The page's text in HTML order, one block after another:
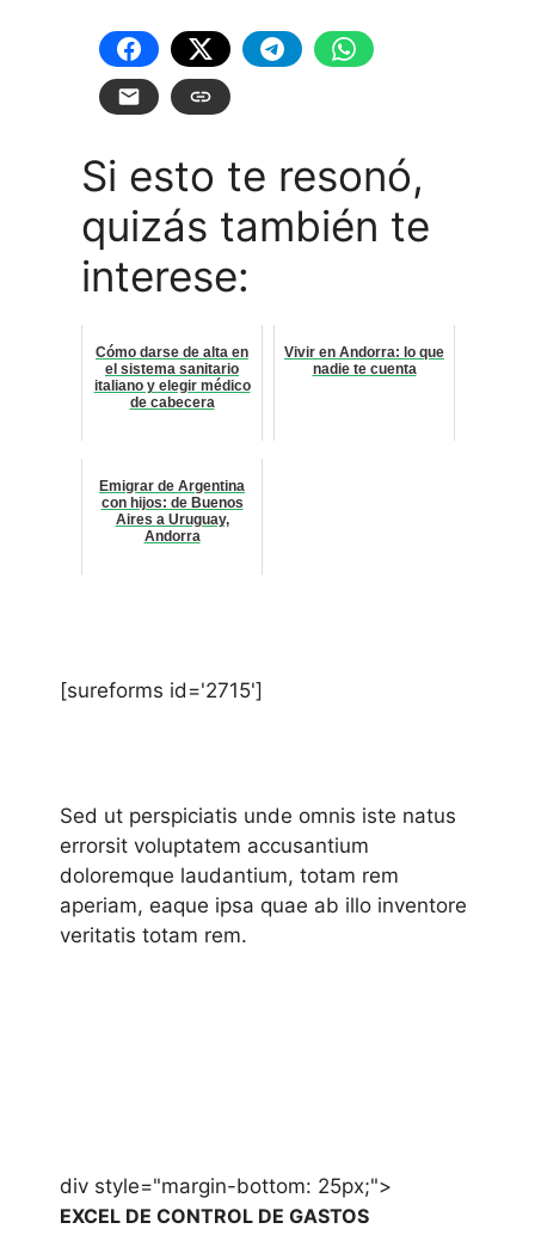
Si esto te resonó,
quizás también te
interese:
Cómo darse de alta en
el sistema sanitario
italiano y elegir médico
de cabecera
Vivir en Andorra: lo que
nadie te cuenta
Emigrar de Argentina
con hijos: de Buenos
Aires a Uruguay,
Andorra
[sureforms id='2715']
Sed ut perspiciatis unde omnis iste natus
errorsit voluptatem accusantium
doloremque laudantium, totam rem
aperiam, eaque ipsa quae ab illo inventore
veritatis totam rem.
div style="margin-bottom: 25px;">
EXCEL DE CONTROL DE GASTOS